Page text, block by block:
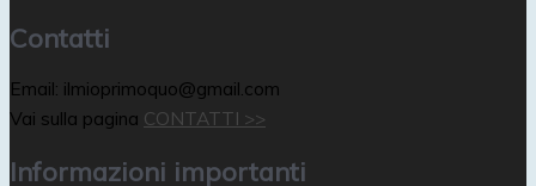
Contatti
Email: ilmioprimoquo@gmail.com
Vai sulla pagina CONTATTI >>
Informazioni importanti